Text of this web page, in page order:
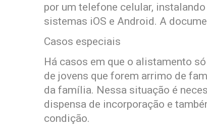
por um telefone celular,
sistemas iOS e Android. A
Casos especiais
Há casos em que o alistamento
de jovens que forem arrimo de
da família. Nessa situação é
dispensa de incorporação e
condição.